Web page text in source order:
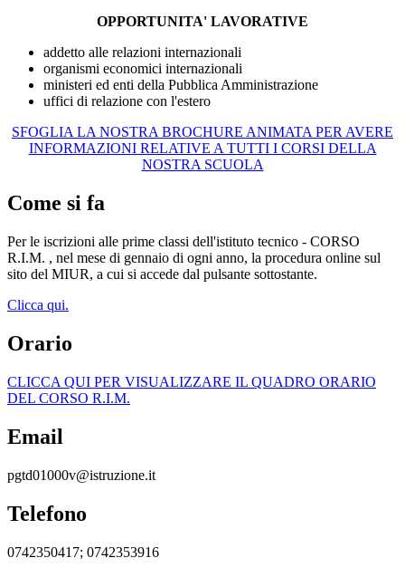
OPPORTUNITA' LAVORATIVE
addetto alle relazioni internazionali
organismi economici internazionali
ministeri ed enti della Pubblica Amministrazione
uffici di relazione con l'estero
SFOGLIA LA NOSTRA BROCHURE ANIMATA PER AVERE
INFORMAZIONI RELATIVE A TUTTI I CORSI DELLA
NOSTRA SCUOLA
Come si fa
Per le iscrizioni alle prime classi dell'istituto tecnico - CORSO
R.I.M. , nel mese di gennaio di ogni anno, la procedura online sul
sito del MIUR, a cui si accede dal pulsante sottostante.
Clicca qui.
Orario
CLICCA QUI PER VISUALIZZARE IL QUADRO ORARIO
DEL CORSO R.I.M.
Email
pgtd01000v@istruzione.it
Telefono
0742350417; 0742353916